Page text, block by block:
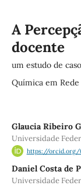
A
docente
um estudo de
Química em
Glaucia Ribeiro
Universidade
https://orcid.org/
Daniel Costa de
Universidade